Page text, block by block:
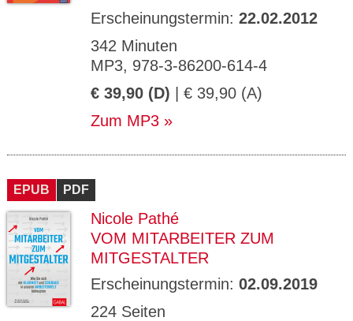
Erscheinungstermin: 22.02.2012
342 Minuten
MP3, 978-3-86200-614-4
€ 39,90 (D) | € 39,90 (A)
Zum MP3
EPUB PDF
Nicole Pathé
VOM MITARBEITER ZUM
MITGESTALTER
Erscheinungstermin: 02.09.2019
224 Seiten